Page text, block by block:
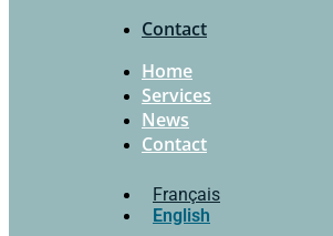
Contact
Home
Services
News
Contact
Français
English